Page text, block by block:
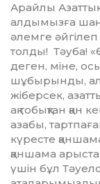
Арайлы
алдымызға
әлемге
толды! Тәуба!
деген, міне,
шұбырынды,
жіберсек,
ақ тобықтан қан
азабы,
күресте
қаншама
үшін бұл